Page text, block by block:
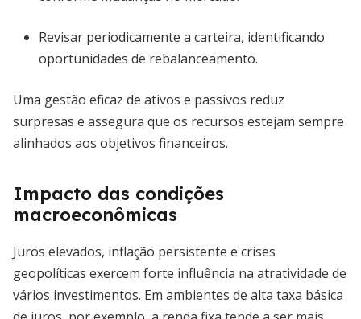
Revisar periodicamente a carteira, identificando
oportunidades de rebalanceamento.
Uma gestão eficaz de ativos e passivos reduz
surpresas e assegura que os recursos estejam sempre
alinhados aos objetivos financeiros.
Impacto das condições
macroeconômicas
Juros elevados, inflação persistente e crises
geopolíticas exercem forte influência na atratividade de
vários investimentos. Em ambientes de alta taxa básica